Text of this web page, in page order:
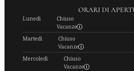
ORARI DI
Lunedì Chiuso
Vacanze
Martedì Chiuso
Vacanze
Mercoledì Chiuso
Vacanze